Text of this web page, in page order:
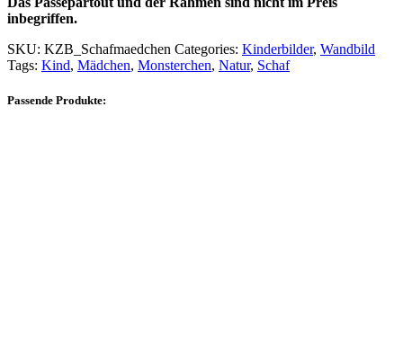
inbegriffen.
SKU: KZB_Schafmaedchen Categories: Kinderbilder, Wandbild
Tags: Kind, Mädchen, Monsterchen, Natur, Schaf
Passende Produkte: